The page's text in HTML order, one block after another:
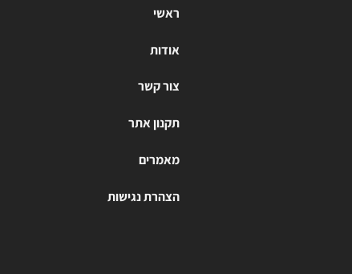
ראשי
אודות
צור קשר
תקנון אתר
מאמרים
הצהרת נגישות